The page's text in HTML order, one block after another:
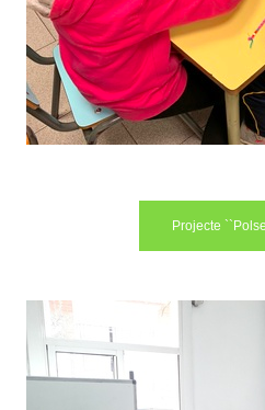
Projecte